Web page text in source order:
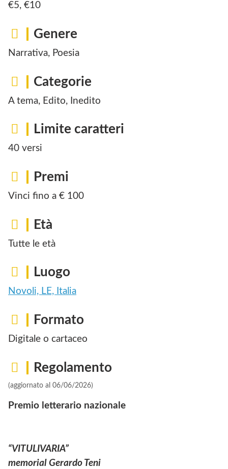
€5, €10
Genere
Narrativa, Poesia
Categorie
A tema, Edito, Inedito
Limite caratteri
40 versi
Premi
Vinci fino a € 100
Età
Tutte le età
Luogo
Novoli, LE, Italia
Formato
Digitale o cartaceo
Regolamento
(aggiornato al 06/06/2026)
Premio letterario nazionale
“VITULIVARIA”
memorial Gerardo Teni